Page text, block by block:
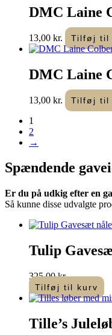
DMC Laine
13,00 kr. Tilføj til
DMC Laine
13,00 kr. Tilføj til
1
2
→
Spændende
Er du på udkig efter en
Så kunne disse udvalgte
Tulip
325,00kr.
Tilføj til kurv
Tille’s